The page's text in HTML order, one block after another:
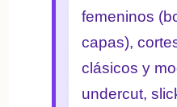
femeninos
capas),
clásicos y
undercut,